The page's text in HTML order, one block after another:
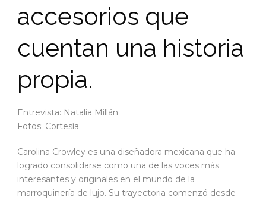
accesorios que
cuentan una historia
propia.
Entrevista: Natalia Millán
Fotos: Cortesía
Carolina Crowley es una diseñadora mexicana que ha
logrado consolidarse como una de las voces más
interesantes y originales en el mundo de la
marroquinería de lujo. Su trayectoria comenzó desde